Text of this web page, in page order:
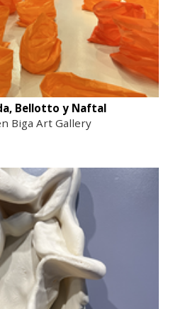
Bellotto y Naftal
Biga Art Gallery